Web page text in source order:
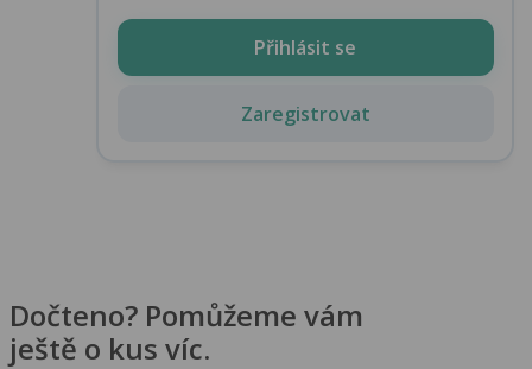
Přihlásit se
Zaregistrovat
Dočteno? Pomůžeme vám
ještě o kus víc.